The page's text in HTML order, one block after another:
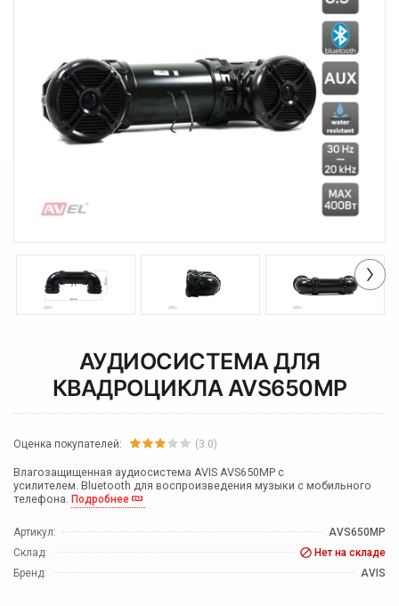
АУДИОСИСТЕМА ДЛЯ
КВАДРОЦИКЛА AVS650MP
Оценка покупателей: (3.0)
Влагозащищенная аудиосистема AVIS AVS650MP с
усилителем. Bluetooth для воспроизведения музыки с мобильного
телефона. Подробнее
Артикул:
AVS650MP
Склад:
Нет на складе
Бренд:
AVIS